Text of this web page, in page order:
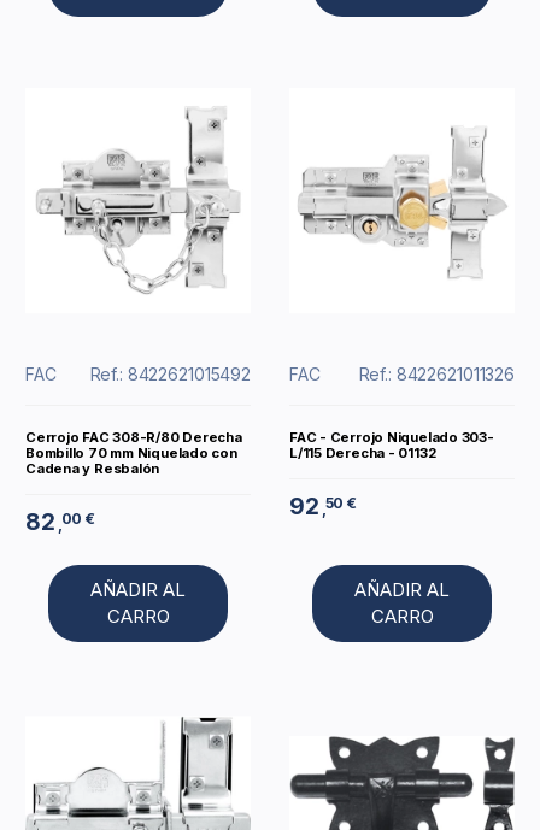
FAC Ref.: 8422621015492
Cerrojo FAC 308-R/80 Derecha
Bombillo 70 mm Niquelado con
Cadena y Resbalón
82 ,00 €
AÑADIR AL
CARRO
FAC Ref.: 8422621011326
FAC - Cerrojo Niquelado 303-
L/115 Derecha - 01132
92 ,50 €
AÑADIR AL
CARRO